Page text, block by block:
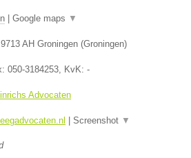
Google maps ▼
9713 AH Groningen (Groningen)
050-3184253 , KvK: -
Advocaten
Screenshot ▼